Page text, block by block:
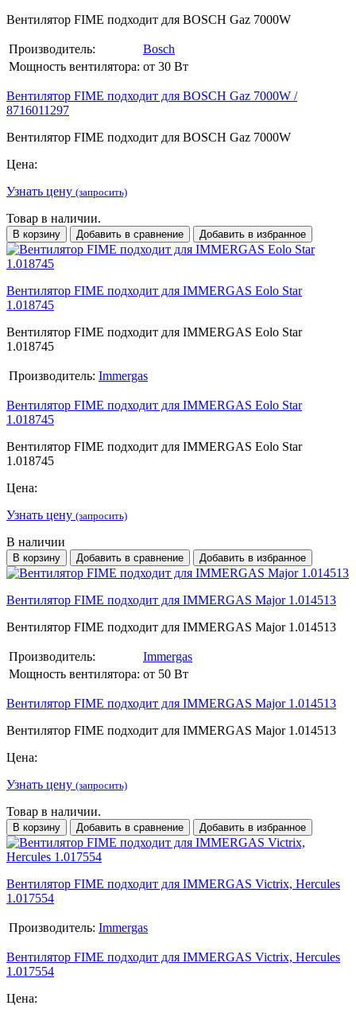
Вентилятор FIME подходит для BOSCH Gaz 7000W
Производитель:
Bosch
Мощность вентилятора: от 30 Вт
Вентилятор FIME подходит для BOSCH Gaz 7000W /
8716011297
Вентилятор FIME подходит для BOSCH Gaz 7000W
Цена:
Узнать цену (запросить)
Товар в наличии.
В корзину Добавить в сравнение Добавить в избранное
Вентилятор FIME подходит для IMMERGAS Eolo Star
1.018745
Вентилятор FIME подходит для IMMERGAS Eolo Star
1.018745
Производитель: Immergas
Вентилятор FIME подходит для IMMERGAS Eolo Star
1.018745
Вентилятор FIME подходит для IMMERGAS Eolo Star
1.018745
Цена:
Узнать цену (запросить)
В наличии
В корзину Добавить в сравнение Добавить в избранное
Вентилятор FIME подходит для IMMERGAS Major 1.014513
Вентилятор FIME подходит для IMMERGAS Major 1.014513
Производитель:
Immergas
Мощность вентилятора: от 50 Вт
Вентилятор FIME подходит для IMMERGAS Major 1.014513
Вентилятор FIME подходит для IMMERGAS Major 1.014513
Цена:
Узнать цену (запросить)
Товар в наличии.
В корзину Добавить в сравнение Добавить в избранное
Вентилятор FIME подходит для IMMERGAS Victrix, Hercules
1.017554
Производитель: Immergas
Вентилятор FIME подходит для IMMERGAS Victrix, Hercules
1.017554
Цена: